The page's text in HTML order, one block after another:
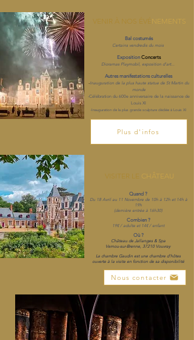
VENIR À NOS ÉVÉNEMENTS
Bal costumés
Certains vendredis du mois
Exposition Concerts
Dioramas Playmobil, exposition d'art...
Autres manifestations culturelles
-Inauguration de la plus haute statue de St Martin du
monde
-Célébration du 600e anniversaire de la naissance de
Louis XI
-Inauguration de la plus grande sculpture dédiée à Louis XI
Plus d'infos
VISITER LE CHÂTEAU
Quand ?
Du 18 Avril au 11 Novembrede 10h à 12h et 14h à
19h
(dernière entrée à 16h30)
Combien ?
19€ / adulte et 14€ / enfant
Où ?
Château de Jallanges & Spa
Vernou-sur-Brenne, 37210 Vouvray
La chambre Gaudin est une chambre d'hôtes
ouverte à la visite en fonction de sa disponibilité
Nous contacter